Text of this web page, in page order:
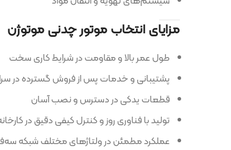
مزایای انتخاب موتور چدنی موتوژن
طول عمر بالا و مقاومت در شرایط کاری سخت
پشتیبانی و خدمات پس از فروش گسترده در سراسر کشور
قطعات یدکی در دسترس و نصب آسان
تولید با فناوری روز و کنترل کیفی دقیق در کارخانه موتوژن تبریز
عملکرد مطمئن در ولتاژهای مختلف شبکه سه‌فاز (معمولاً 380 ولت)